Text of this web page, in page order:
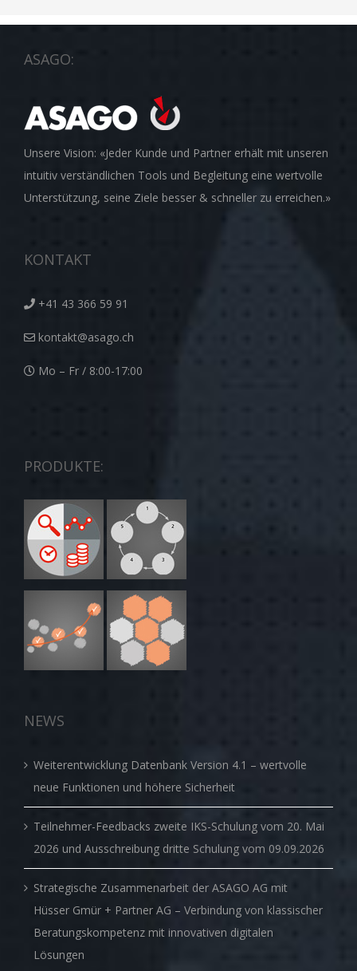
ASAGO:
Unsere Vision: «Jeder Kunde und Partner erhält mit unseren
intuitiv verständlichen Tools und Begleitung eine wertvolle
Unterstützung, seine Ziele besser & schneller zu erreichen.»
KONTAKT
+41 43 366 59 91
kontakt@asago.ch
Mo – Fr / 8:00-17:00
PRODUKTE:
NEWS
Weiterentwicklung Datenbank Version 4.1 – wertvolle
neue Funktionen und höhere Sicherheit
Teilnehmer-Feedbacks zweite IKS-Schulung vom 20. Mai
2026 und Ausschreibung dritte Schulung vom 09.09.2026
Strategische Zusammenarbeit der ASAGO AG mit
Hüsser Gmür + Partner AG – Verbindung von klassischer
Beratungskompetenz mit innovativen digitalen
Lösungen